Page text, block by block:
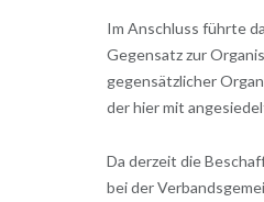
Im Anschluss führte
Gegensatz zur
gegensätzlicher
der hier mit
Da derzeit die
bei der